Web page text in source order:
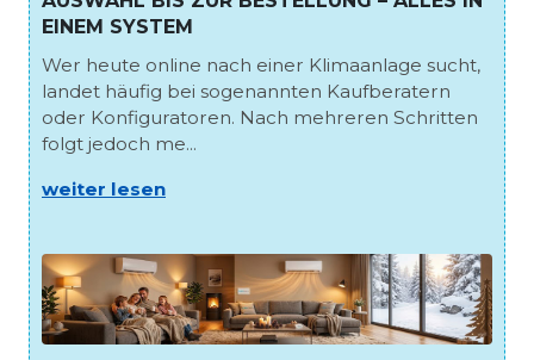
EINEM SYSTEM
Wer heute online nach einer Klimaanlage sucht,
landet häufig bei sogenannten Kaufberatern
oder Konfiguratoren. Nach mehreren Schritten
folgt jedoch me...
weiter lesen